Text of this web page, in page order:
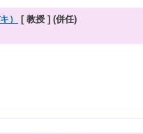
） [ 教授 ] (併任)